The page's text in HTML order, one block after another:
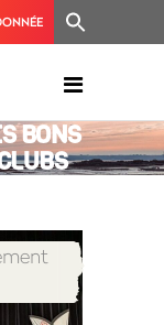
DE
BONS